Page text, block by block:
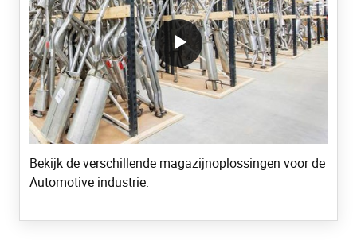
/block/textandmediablock/
Bekijk de verschillende magazijnoplossingen voor de
Automotive industrie.